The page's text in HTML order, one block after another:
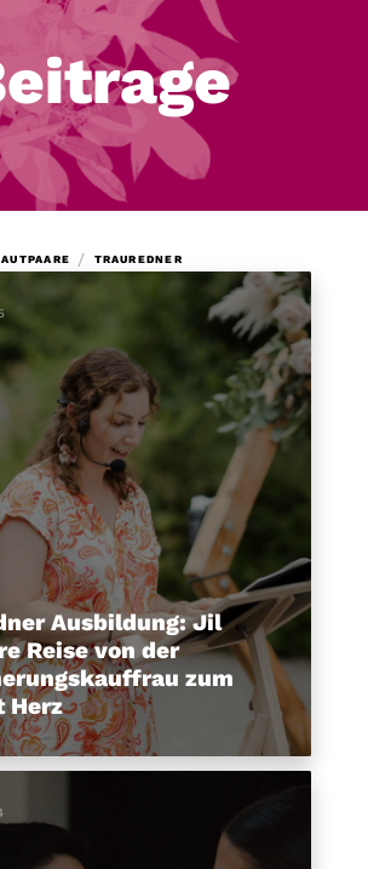
/ TRAUREDNER
Ausbildung: Jil
Reise von der
zum
Herz